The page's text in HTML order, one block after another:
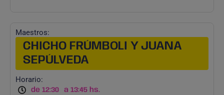
Maestros:
CHICHO FRÚMBOLI Y JUANA
SEPÚLVEDA
Horario:
de 12:30 a 13:45 hs.